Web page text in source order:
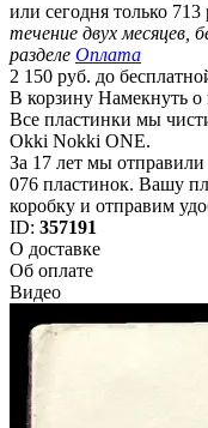
или сегодня только 713
течение двух месяцев,
разделе Оплата
2 150 руб. до
В корзину Намекнуть о
Все пластинки мы
Okki Nokki ONE.
За 17 лет мы
076 пластинок. Вашу
коробку и отправим
ID: 357191
О доставке
Об оплате
Видео